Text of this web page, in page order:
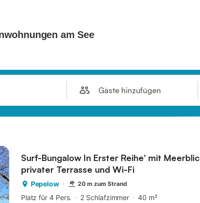
Gäste hinzufügen
Surf-Bungalow In Erster Reihe' mit
privater Terrasse und Wi-Fi
Pepelow 20 m zum Strand
Platz für 4 Pers. 2 Schlafzimmer
40 m²